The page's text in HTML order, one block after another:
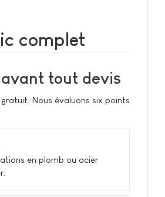
complet
tout devis
Nous évaluons six points
en plomb ou acier